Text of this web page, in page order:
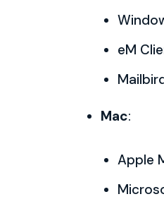
eM
Mac:
Apple